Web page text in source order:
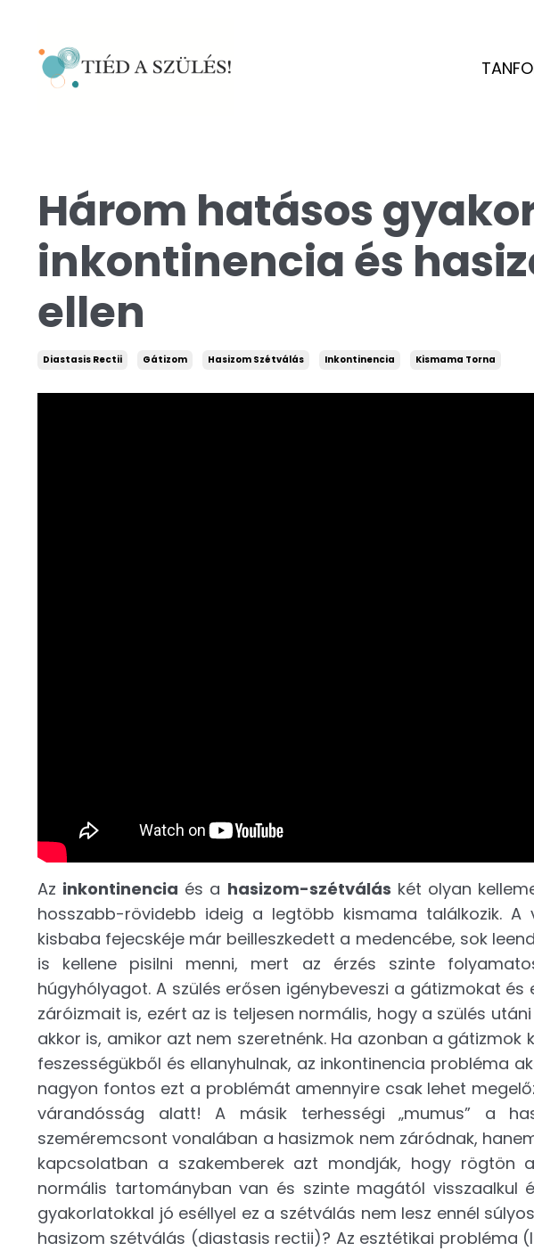
Három hatásos
inkontinencia és
ellen
Diastasis Rectii Gátizom Hasizom Szétválás Inkontinencia Kismama Torna
Az inkontinencia és a hasizom-szétválás két olyan
hosszabb-rövidebb ideig a legtöbb kismama találkozik.
kisbaba fejecskéje már beilleszkedett a medencébe, sok
is kellene pisilni menni, mert az érzés szinte
húgyhólyagot. A szülés erősen igénybeveszi a gátizmokat
záróizmait is, ezért az is teljesen normális, hogy a szülés
akkor is, amikor azt nem szeretnénk. Ha azonban a
feszességükből és ellanyhulnak, az inkontinencia probléma
nagyon fontos ezt a problémát amennyire csak lehet
várandósság alatt! A másik terhességi „mumus” a
szeméremcsont vonalában a hasizmok nem záródnak,
kapcsolatban a szakemberek azt mondják, hogy rögtön
normális tartományban van és szinte magától visszaalkul
gyakorlatokkal jó eséllyel ez a szétválás nem lesz ennél
hasizom szétválás (diastasis rectii)? Az esztétikai